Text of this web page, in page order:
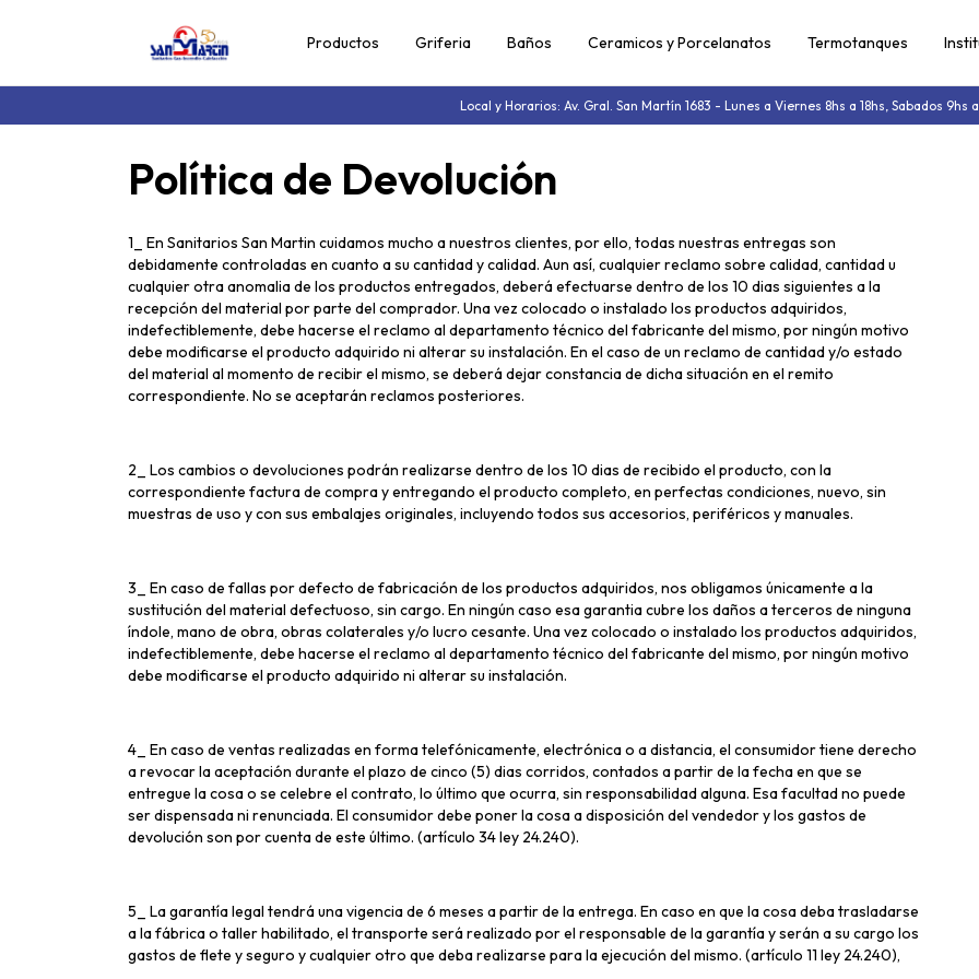
Productos Griferia Baños Ceramicos y Porcelanatos Termotanques
Local y Horarios: Av. Gral. San Martín 1683 - Lunes a Viernes 8hs a 18hs, Sabados 9hs a
Política de Devolución
1_ En Sanitarios San Martin cuidamos mucho a nuestros clientes, por ello, todas nuestras entregas son
debidamente controladas en cuanto a su cantidad y calidad. Aun así, cualquier reclamo sobre calidad, cantidad u
cualquier otra anomalia de los productos entregados, deberá efectuarse dentro de los 10 dias siguientes a la
recepción del material por parte del comprador. Una vez colocado o instalado los productos adquiridos,
indefectiblemente, debe hacerse el reclamo al departamento técnico del fabricante del mismo, por ningún motivo
debe modificarse el producto adquirido ni alterar su instalación. En el caso de un reclamo de cantidad y/o estado
del material al momento de recibir el mismo, se deberá dejar constancia de dicha situación en el remito
correspondiente. No se aceptarán reclamos posteriores.
2_ Los cambios o devoluciones podrán realizarse dentro de los 10 dias de recibido el producto, con la
correspondiente factura de compra y entregando el producto completo, en perfectas condiciones, nuevo, sin
muestras de uso y con sus embalajes originales, incluyendo todos sus accesorios, periféricos y manuales.
3_ En caso de fallas por defecto de fabricación de los productos adquiridos, nos obligamos únicamente a la
sustitución del material defectuoso, sin cargo. En ningún caso esa garantia cubre los daños a terceros de ninguna
índole, mano de obra, obras colaterales y/o lucro cesante. Una vez colocado o instalado los productos adquiridos,
indefectiblemente, debe hacerse el reclamo al departamento técnico del fabricante del mismo, por ningún motivo
debe modificarse el producto adquirido ni alterar su instalación.
4_ En caso de ventas realizadas en forma telefónicamente, electrónica o a distancia, el consumidor tiene derecho
a revocar la aceptación durante el plazo de cinco (5) dias corridos, contados a partir de la fecha en que se
entregue la cosa o se celebre el contrato, lo último que ocurra, sin responsabilidad alguna. Esa facultad no puede
ser dispensada ni renunciada. El consumidor debe poner la cosa a disposición del vendedor y los gastos de
devolución son por cuenta de este último. (artículo 34 ley 24.240).
5_ La garantía legal tendrá una vigencia de 6 meses a partir de la entrega. En caso en que la cosa deba trasladarse
a la fábrica o taller habilitado, el transporte será realizado por el responsable de la garantía y serán a su cargo los
gastos de flete y seguro y cualquier otro que deba realizarse para la ejecución del mismo. (artículo 11 ley 24.240),